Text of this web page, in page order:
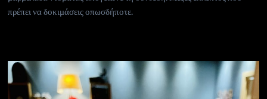
πρέπει να δοκιμάσεις οπωσδήποτε.